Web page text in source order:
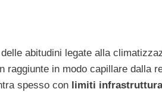
abitudini legate alla
in modo capillare dalla
spesso con limiti